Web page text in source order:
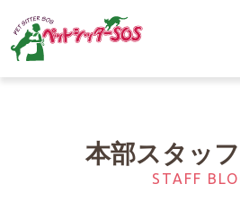
本部スタッ
STAFF